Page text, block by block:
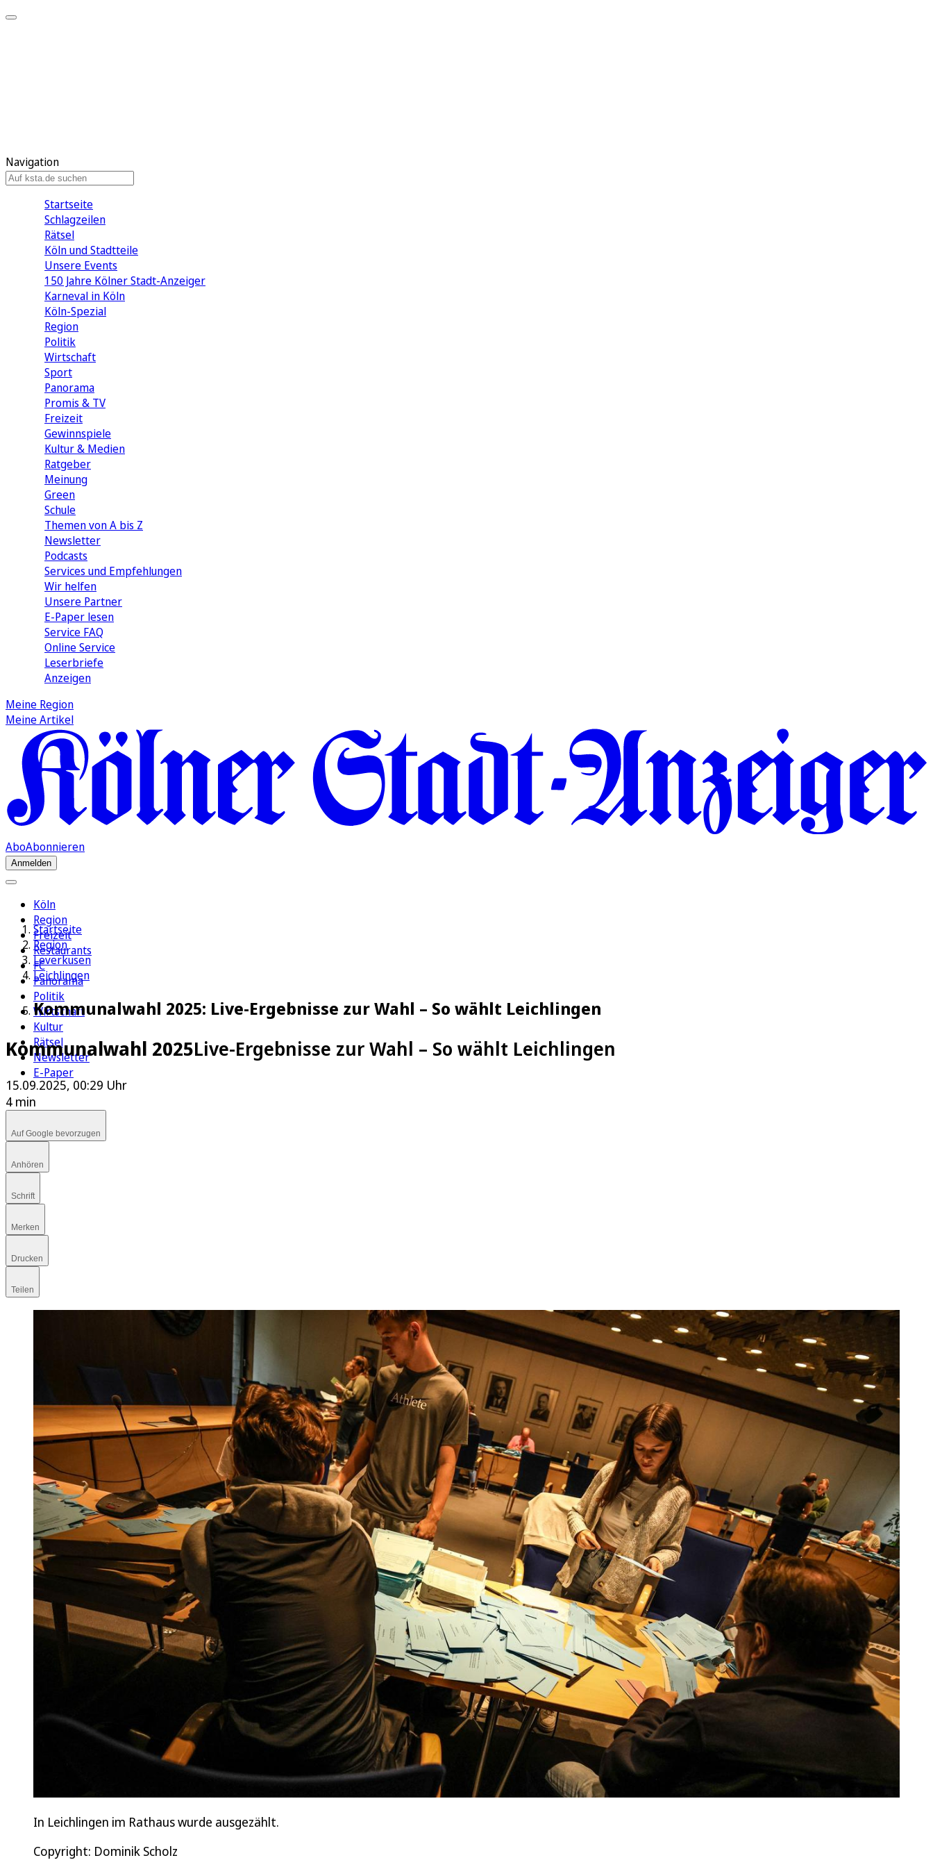
Navigation
Startseite
Schlagzeilen
Rätsel
Köln und Stadtteile
Unsere Events
150 Jahre Kölner Stadt-Anzeiger
Karneval in Köln
Köln-Spezial
Region
Politik
Wirtschaft
Sport
Panorama
Promis & TV
Freizeit
Gewinnspiele
Kultur & Medien
Ratgeber
Meinung
Green
Schule
Themen von A bis Z
Newsletter
Podcasts
Services und Empfehlungen
Wir helfen
Unsere Partner
E-Paper lesen
Service FAQ
Online Service
Leserbriefe
Anzeigen
Meine Region
Meine Artikel
AboAbonnieren
Anmelden
Köln
Region
Freizeit
Restaurants
FC
Panorama
Politik
Wirtschaft
Kultur
Rätsel
Newsletter
E-Paper
Startseite
Region
Leverkusen
Leichlingen
Kommunalwahl 2025: Live-Ergebnisse zur Wahl – So wählt Leichlingen
Kommunalwahl 2025Live-Ergebnisse zur Wahl – So wählt Leichlingen
15.09.2025, 00:29 Uhr
4 min
Auf Google bevorzugen
Anhören
Schrift
Merken
Drucken
Teilen
In Leichlingen im Rathaus wurde ausgezählt.
Copyright: Dominik Scholz